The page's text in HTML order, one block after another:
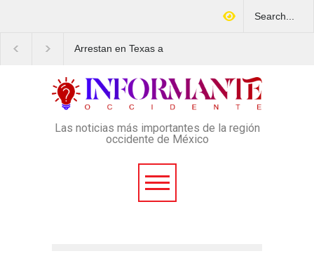
Arrestan en Texas a
esquema Ponzi con más de
4 mil afectados
de admisión: ¿Cuál
lugar y horario de la
protesta?
Las noticias más importantes de la región
occidente de México